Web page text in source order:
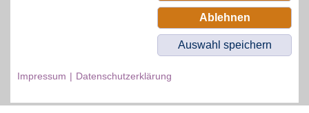
Ablehnen
Auswahl speichern
Impressum Datenschutzerklärung